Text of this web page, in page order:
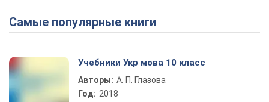
Play Video
Самые популярные книги
Учебники Укр мова 10 класс
Авторы: А. П. Глазова
Год: 2018